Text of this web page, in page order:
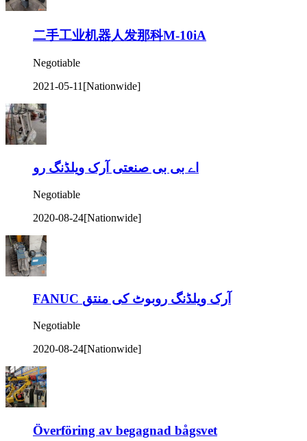
二手工业机器人发那科M-10iA
Negotiable
2021-05-11 [Nationwide]
اے بی بی صنعتی آرک ویلڈنگ رو
Negotiable
2020-08-24[Nationwide]
FANUC آرک ویلڈنگ روبوٹ کی منتق
Negotiable
2020-08-24[Nationwide]
Överföring av begagnad bågsvet